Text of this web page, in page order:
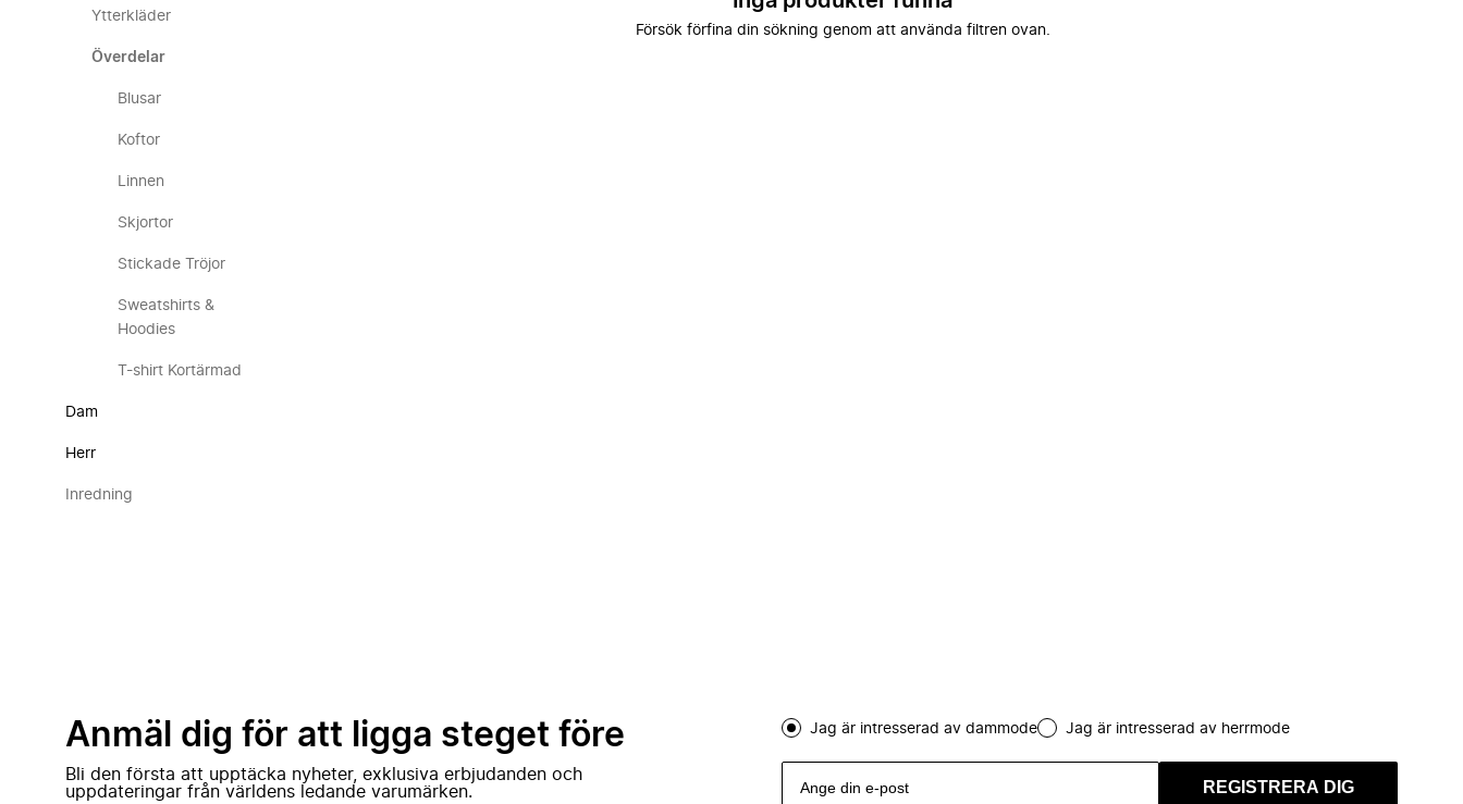
Ytterkläder
Överdelar
Blusar
Koftor
Linnen
Skjortor
Stickade Tröjor
Sweatshirts &
Hoodies
T-shirt Kortärmad
Dam
Herr
Inredning
Försök förfina din sökning genom att använda filtren ovan.
Anmäl dig för att ligga steget före
Bli den första att upptäcka nyheter, exklusiva erbjudanden och
uppdateringar från världens ledande varumärken.
Jag är intresserad av dammode Jag är intresserad av herrmode
REGISTRERA DIG